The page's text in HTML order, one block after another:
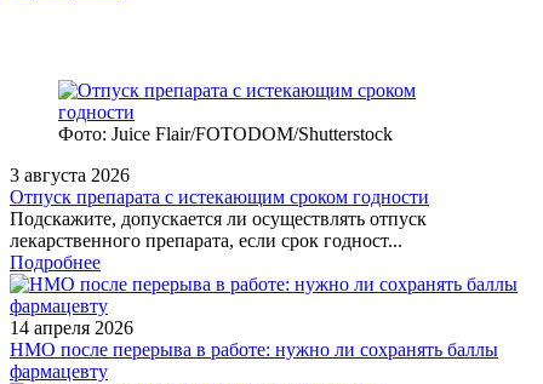
Фото: Juice Flair/FOTODOM/Shutterstoсk
3 августа 2026
Отпуск препарата с истекающим сроком годности
Подскажите, допускается ли осуществлять отпуск
лекарственного препарата, если срок годност...
Подробнее
14 апреля 2026
НМО после перерыва в работе: нужно ли сохранять баллы
фармацевту